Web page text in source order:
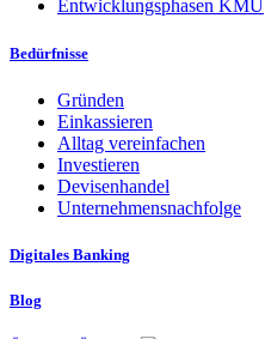
Entwicklungsphasen KMU
Bedürfnisse
Gründen
Einkassieren
Alltag vereinfachen
Investieren
Devisenhandel
Unternehmensnachfolge
Digitales Banking
Blog